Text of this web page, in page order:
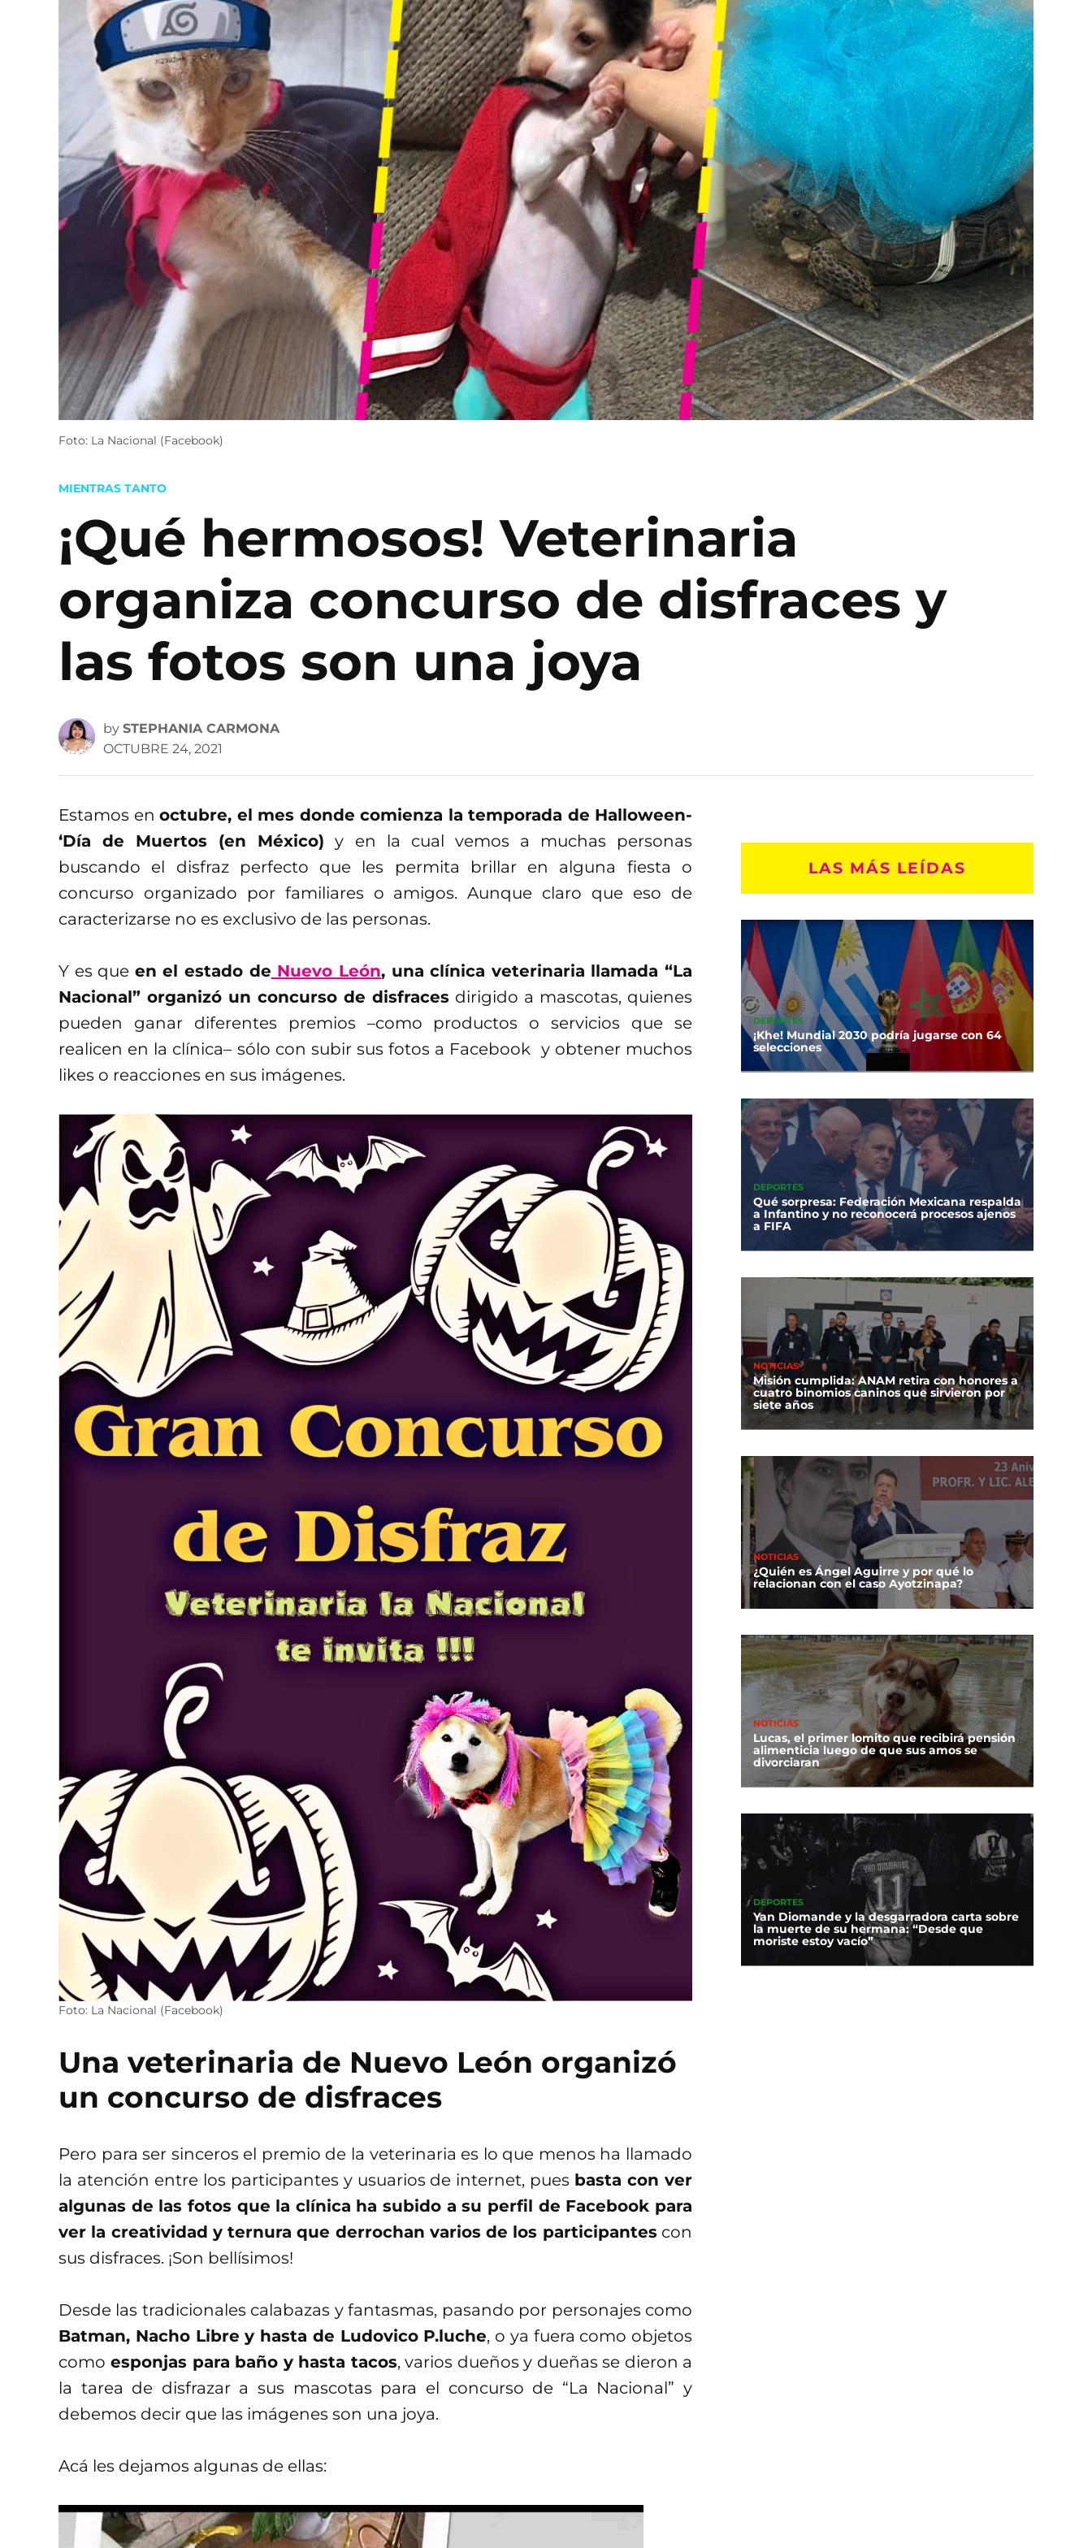
Foto: La Nacional (Facebook)
POSTED
MIENTRAS TANTO
¡Qué hermosos! Veterinaria
organiza concurso de disfraces y
las fotos son una joya
by STEPHANIA CARMONA
OCTUBRE 24, 2021
Estamos en octubre, el mes donde comienza la temporada de Halloween-
‘Día de Muertos (en México) y en la cual vemos a muchas personas
buscando el disfraz perfecto que les permita brillar en alguna fiesta o
concurso organizado por familiares o amigos. Aunque claro que eso de
caracterizarse no es exclusivo de las personas.
Y es que en el estado de Nuevo León, una clínica veterinaria llamada “La
Nacional” organizó un concurso de disfraces dirigido a mascotas, quienes
pueden ganar diferentes premios –como productos o servicios que se
realicen en la clínica– sólo con subir sus fotos a Facebook y obtener muchos
likes o reacciones en sus imágenes.
Foto: La Nacional (Facebook)
Una veterinaria de Nuevo León organizó
un concurso de disfraces
Pero para ser sinceros el premio de la veterinaria es lo que menos ha llamado
la atención entre los participantes y usuarios de internet, pues basta con ver
algunas de las fotos que la clínica ha subido a su perfil de Facebook para
ver la creatividad y ternura que derrochan varios de los participantescon
sus disfraces. ¡Son bellísimos!
Desde las tradicionales calabazas y fantasmas, pasando por personajes como
Batman, Nacho Libre y hasta de Ludovico P.luche, o ya fuera como objetos
como esponjas para baño y hasta tacos, varios dueños y dueñas se dieron a
la tarea de disfrazar a sus mascotas para el concurso de “La Nacional” y
debemos decir que las imágenes son una joya.
Acá les dejamos algunas de ellas:
LAS MÁS LEÍDAS
DEPORTES
¡Khe! Mundial 2030 podría jugarse con 64
selecciones
DEPORTES
Qué sorpresa: Federación Mexicana respalda
a Infantino y no reconocerá procesos ajenos
a FIFA
NOTICIAS
Misión cumplida: ANAM retira con honores a
cuatro binomios caninos que sirvieron por
siete años
NOTICIAS
¿Quién es Ángel Aguirre y por qué lo
relacionan con el caso Ayotzinapa?
NOTICIAS
Lucas, el primer lomito que recibirá pensión
alimenticia luego de que sus amos se
divorciaran
DEPORTES
Yan Diomande y la desgarradora carta sobre
la muerte de su hermana: “Desde que
moriste estoy vacío”